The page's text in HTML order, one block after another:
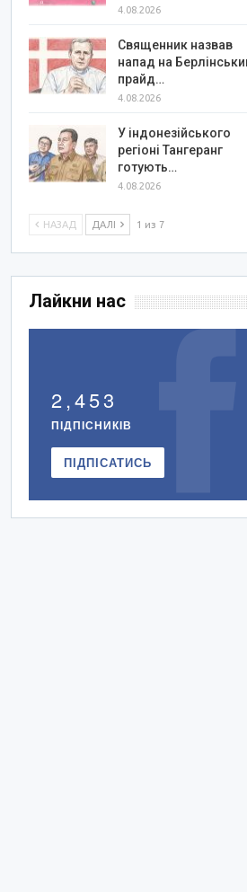
4.08.2026
Священник назвав
напад на
прайд…
4.08.2026
У індонезійського
регіоні Тангеранг
готують…
4.08.2026
НАЗАД ДАЛІ 1 из 7
Лайкни нас
2,453
ПІДПІСНИКІВ
ПІДПІСАТИСЬ